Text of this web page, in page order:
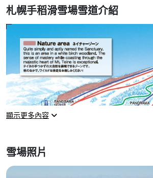
札幌手稻滑雪場雪道介紹
顯示更多內容
雪場照片